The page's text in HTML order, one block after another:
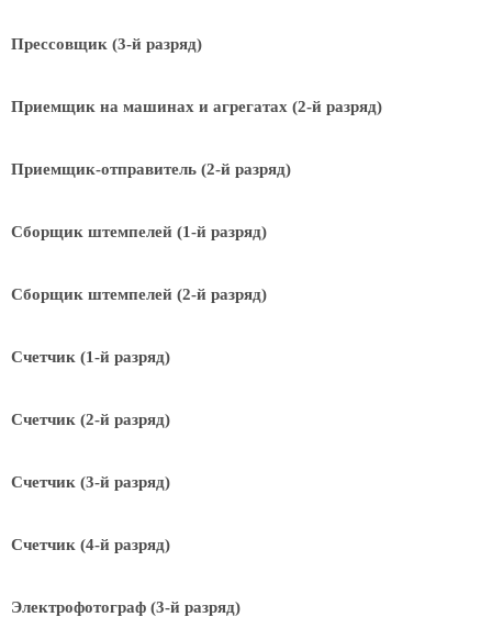
Прессовщик (3-й разряд)
Приемщик на машинах и агрегатах (2-й разряд)
Приемщик-отправитель (2-й разряд)
Сборщик штемпелей (1-й разряд)
Сборщик штемпелей (2-й разряд)
Счетчик (1-й разряд)
Счетчик (2-й разряд)
Счетчик (3-й разряд)
Счетчик (4-й разряд)
Электрофотограф (3-й разряд)